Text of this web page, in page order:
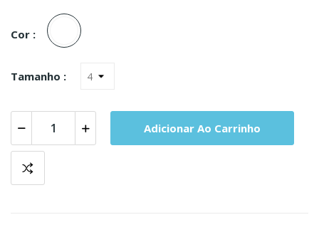
Cor :
Branco
Tamanho :
Adicionar Ao Carrinho